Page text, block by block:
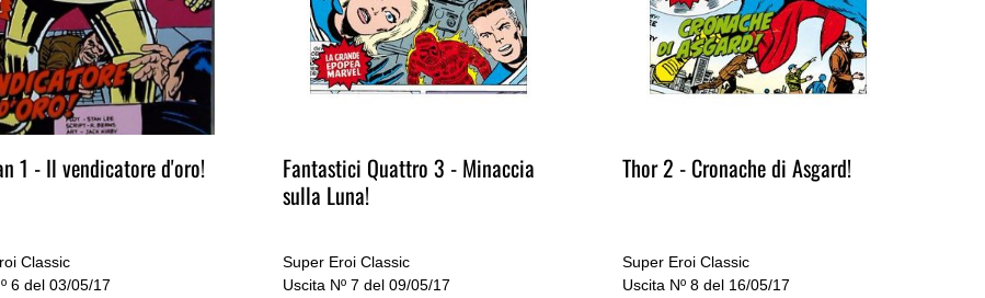
1 - Il vendicatore d'oro!
Classic
6 del 03/05/17
Fantastici Quattro 3 - Minaccia
sulla Luna!
Super Eroi Classic
Uscita Nº 7 del 09/05/17
Thor 2 - Cronache di Asgard!
Super Eroi Classic
Uscita Nº 8 del 16/05/17